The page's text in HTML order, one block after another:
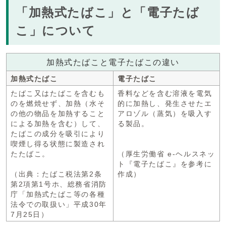
「加熱式たばこ」と「電子たば
こ」について
加熱式たばこと電子たばこの違い
加熱式たばこ
電子たばこ
たばこ又はたばこを含むも
のを燃焼せず、加熱（水そ
の他の物品を加熱すること
による加熱を含む）して、
たばこの成分を吸引により
喫煙し得る状態に製造され
たたばこ。
（出典：たばこ税法第2条
第2項第1号ホ、総務省消防
庁「加熱式たばこ等の各種
法令での取扱い」平成30年
7月25日）
香料などを含む溶液を電気
的に加熱し、発生させたエ
アロゾル（蒸気）を吸入す
る製品。
（厚生労働省 e-ヘルスネッ
ト『電子たばこ』を参考に
作成）